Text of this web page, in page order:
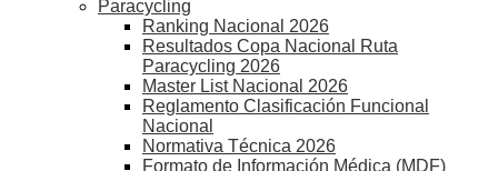
Paracycling
Ranking Nacional 2026
Resultados Copa Nacional Ruta
Paracycling 2026
Master List Nacional 2026
Reglamento Clasificación Funcional
Nacional
Normativa Técnica 2026
Formato de Información Médica (MDF)